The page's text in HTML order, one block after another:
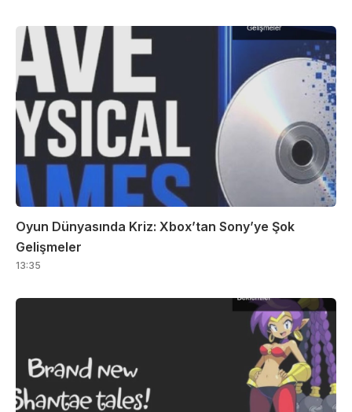
Oyun Dünyasında Kriz: Xbox’tan Sony’ye Şok
Gelişmeler
13:35